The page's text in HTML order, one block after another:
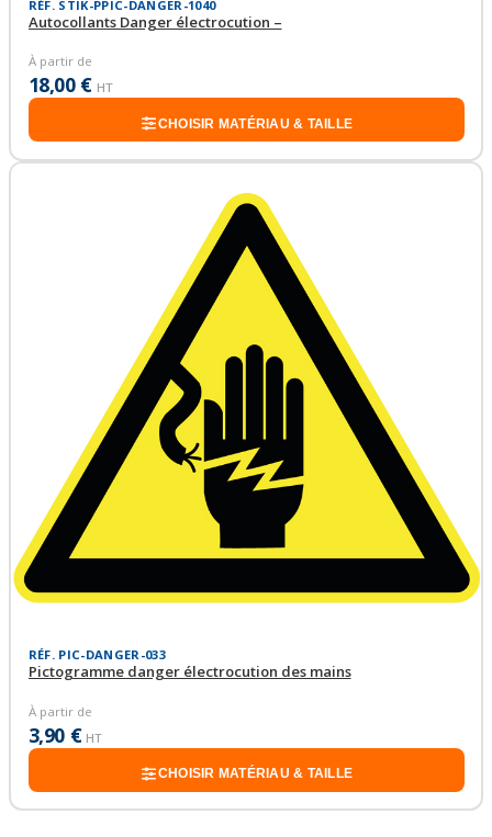
RÉF. STIK-PPIC-DANGER-1040
Autocollants Danger électrocution –
À partir de
18,00 € HT
CHOISIR MATÉRIAU & TAILLE
RÉF. PIC-DANGER-033
Pictogramme danger électrocution des mains
À partir de
3,90 € HT
CHOISIR MATÉRIAU & TAILLE